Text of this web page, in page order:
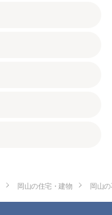
岡山の住宅・建物 岡山